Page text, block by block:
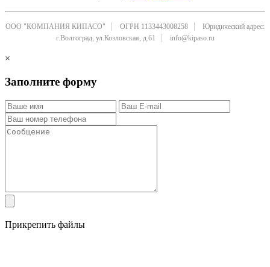
ООО "КОМПАНИЯ КИПАСО" ОГРН 1133443008258
Юридический адрес:
г.Волгоград, ул.Козловская, д.61
info@kipaso.ru
×
Заполните форму
Прикрепить файлы